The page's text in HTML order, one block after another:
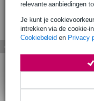
relevante aanbiedingen
Je kunt je
intrekken via de cookie-
Cookiebeleid en Privacy